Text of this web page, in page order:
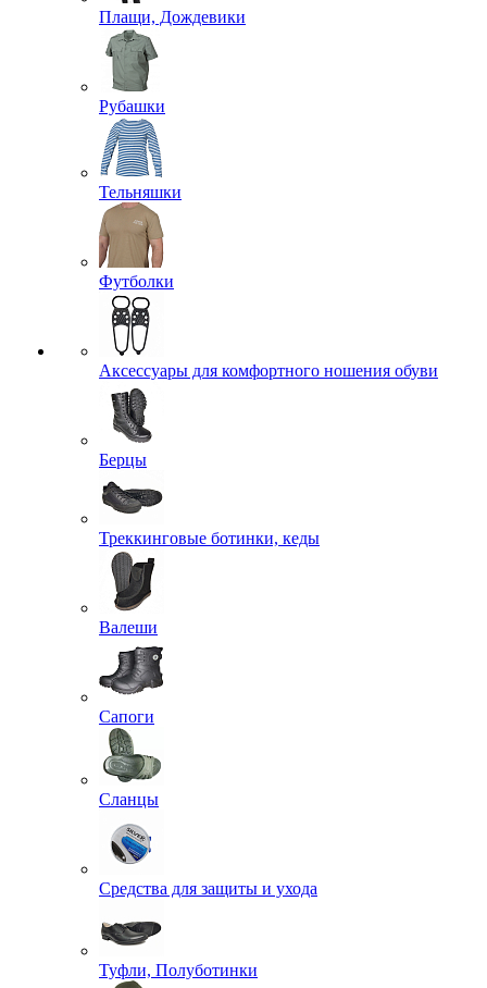
Плащи, Дождевики
Рубашки
Тельняшки
Футболки
Аксессуары для комфортного ношения обуви
Берцы
Треккинговые ботинки, кеды
Валеши
Сапоги
Сланцы
Средства для защиты и ухода
Туфли, Полуботинки